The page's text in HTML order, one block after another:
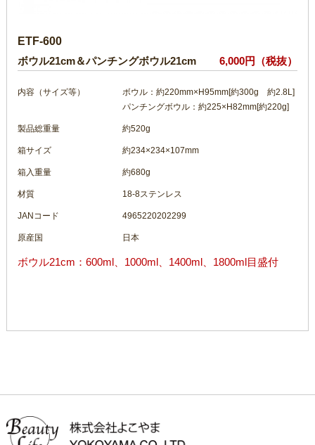
ETF-600
ボウル21cm＆パンチングボウル21cm
6,000円（税抜）
内容（サイズ等）
ボウル：約220mm×H95mm[約300g 約2.8L]
パンチングボウル：約225×H82mm[約220g]
製品総重量 約520g
箱サイズ 約234×234×107mm
箱入重量 約680g
材質 18-8ステンレス
JANコード 4965220202299
原産国 日本
ボウル21cm：600ml、1000ml、1400ml、1800ml目盛付